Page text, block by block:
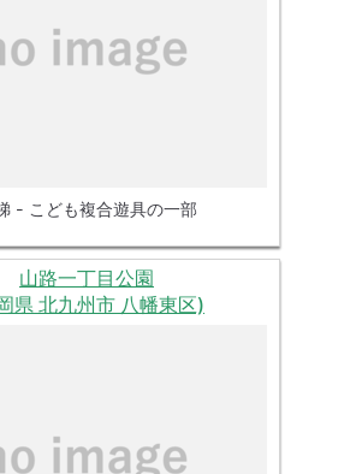
- こども複合遊具の一部
山路一丁目公園
県 北九州市 八幡東区)